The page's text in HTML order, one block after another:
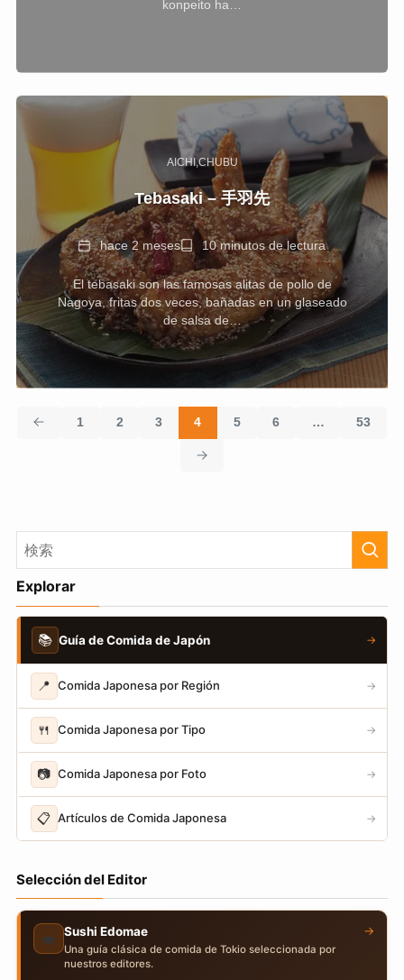
konpeito ha…
AICHI CHUBU
Tebasaki – 手羽先
Fechahace 2 mesesTiempo
de
lectura
10 minutos de lectura
El tebasaki son las famosas alitas de pollo de
Nagoya, fritas dos veces, bañadas en un glaseado
de salsa de…
1 2 3 4 5 6 … 53
Explorar
📚 Guía de Comida de Japón →
📍 Comida Japonesa por Región →
🍴 Comida Japonesa por Tipo →
📷 Comida Japonesa por Foto →
📋 Artículos de Comida Japonesa →
Selección del Editor
🍣 Sushi Edomae
Una guía clásica de comida de Tokio seleccionada por
nuestros editores.
→